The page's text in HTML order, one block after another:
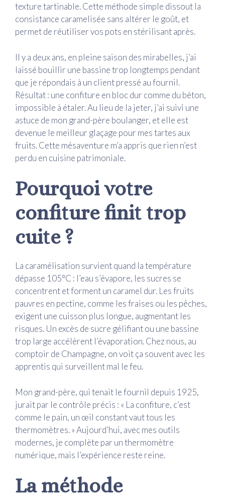
texture tartinable. Cette méthode simple dissout la
consistance caramelisée sans altérer le goût, et
permet de réutiliser vos pots en stérilisant après.
Il y a deux ans, en pleine saison des mirabelles, j’ai
laissé bouillir une bassine trop longtemps pendant
que je répondais à un client pressé au fournil.
Résultat : une confiture en bloc dur comme du béton,
impossible à étaler. Au lieu de la jeter, j’ai suivi une
astuce de mon grand-père boulanger, et elle est
devenue le meilleur glaçage pour mes tartes aux
fruits. Cette mésaventure m’a appris que rien n’est
perdu en cuisine patrimoniale.
Pourquoi votre
confiture finit trop
cuite ?
La caramélisation survient quand la température
dépasse 105°C : l’eau s’évapore, les sucres se
concentrent et forment un caramel dur. Les fruits
pauvres en pectine, comme les fraises ou les pêches,
exigent une cuisson plus longue, augmentant les
risques. Un excès de sucre gélifiant ou une bassine
trop large accélèrent l’évaporation. Chez nous, au
comptoir de Champagne, on voit ça souvent avec les
apprentis qui surveillent mal le feu.
Mon grand-père, qui tenait le fournil depuis 1925,
jurait par le contrôle précis : « La confiture, c’est
comme le pain, un œil constant vaut tous les
thermomètres. » Aujourd’hui, avec mes outils
modernes, je complète par un thermomètre
numérique, mais l’expérience reste reine.
La méthode